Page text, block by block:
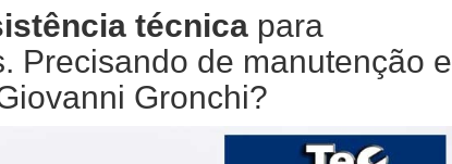
técnica para
Precisando de manutenção e
Gronchi?